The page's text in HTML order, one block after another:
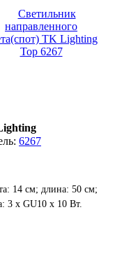
6267
14 см; длина: 50 см;
3 х GU10 х 10 Вт.